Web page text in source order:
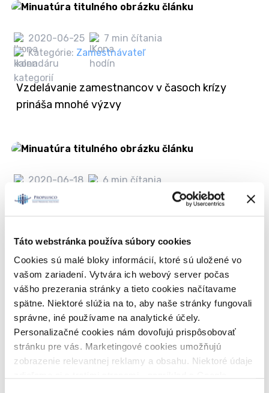
Táto webstránka používa súbory cookies
Cookies sú malé bloky informácií, ktoré sú uložené vo
vašom zariadení. Vytvára ich webový server počas
vášho prezerania stránky a tieto cookies načítavame
spätne. Niektoré slúžia na to, aby naše stránky fungovali
správne, iné používame na analytické účely.
Personalizačné cookies nám dovoľujú prispôsobovať
stránku pre vás. Marketingové cookies umožňujú
zobrazenie relevantnej reklamy a obsahu. Niektoré údaje
2020-06-25
7 min čítania
Kategórie: Zamestnávateľ
Vzdelávanie zamestnancov v časoch krízy
prináša mnohé výzvy
2020-06-18
6 min čítania
Kategórie:
2020-06-10
7 min čítania
Kategórie:Kariéra
4-dňový pracovný týždeň - výhody a